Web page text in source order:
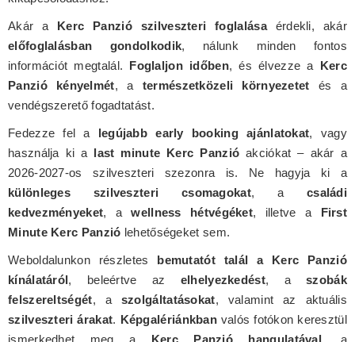
Akár a Kerc Panzió szilveszteri foglalásaérdekli, akár
előfoglalásban gondolkodik, nálunk minden fontos
információt megtalál. Foglaljon időben, és élvezze a Kerc
Panzió kényelmét, a természetközeli környezetet és a
vendégszerető fogadtatást.
Fedezze fel a legújabb early booking ajánlatokat, vagy
használja ki a last minute Kerc Panzió akciókat – akár a
2026-2027-os szilveszteri szezonra is. Ne hagyja ki a
különleges szilveszteri csomagokat, a családi
kedvezményeket, awellness hétvégéket, illetve a First
Minute Kerc Panzió lehetőségeket sem.
Weboldalunkon részletes bemutatót talál a Kerc Panzió
kínálatáról, beleértve az elhelyezkedést, aszobák
felszereltségét, a szolgáltatásokat, valamint az aktuális
szilveszteri árakat. Képgalériánkban valós fotókon keresztül
ismerkedhet meg a Kerc Panzió hangulatával , a